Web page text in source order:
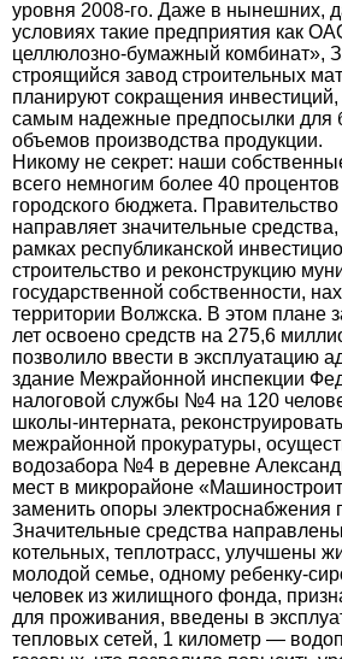
уровня 2008-го. Даже в нынешних,
условиях такие предприятия как
целлюлозно-бумажный комбинат»,
строящийся завод строительных
планируют сокращения инвестиций,
самым надежные предпосылки для
объемов производства продукции.
Никому не секрет: наши
всего немногим более 40
городского бюджета.
направляет значительные
рамках республиканской
строительство и реконструкцию
государственной собственности,
территории Волжска. В этом плане
лет освоено средств на 275,6
позволило ввести в эксплуатацию
здание Межрайонной инспекции
налоговой службы №4 на 120
школы-интерната,
межрайонной прокуратуры,
водозабора №4 в деревне
мест в микрорайоне
заменить опоры электроснабжения
Значительные средства
котельных, теплотрасс, улучшены
молодой семье, одному ребенку-
человек из жилищного фонда,
для проживания, введены в
тепловых сетей, 1 километр —